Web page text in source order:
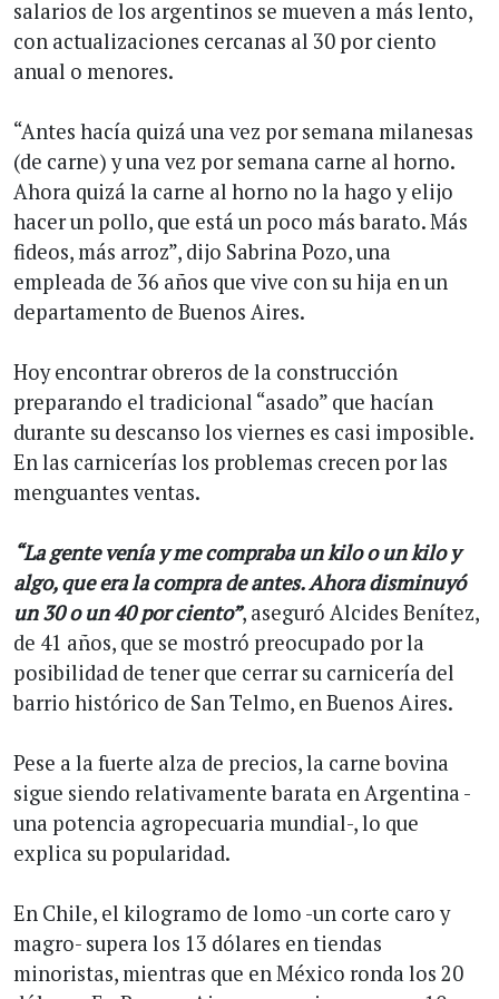
salarios de los argentinos se mueven a más lento,
con actualizaciones cercanas al 30 por ciento
anual o menores.
“Antes hacía quizá una vez por semana milanesas
(de carne) y una vez por semana carne al horno.
Ahora quizá la carne al horno no la hago y elijo
hacer un pollo, que está un poco más barato. Más
fideos, más arroz”, dijo Sabrina Pozo, una
empleada de 36 años que vive con su hija en un
departamento de Buenos Aires.
Hoy encontrar obreros de la construcción
preparando el tradicional “asado” que hacían
durante su descanso los viernes es casi imposible.
En las carnicerías los problemas crecen por las
menguantes ventas.
“La gente venía y me compraba un kilo o un kilo y
algo, que era la compra de antes. Ahora disminuyó
un 30 o un 40 por ciento”, aseguró Alcides Benítez,
de 41 años, que se mostró preocupado por la
posibilidad de tener que cerrar su carnicería del
barrio histórico de San Telmo, en Buenos Aires.
Pese a la fuerte alza de precios, la carne bovina
sigue siendo relativamente barata en Argentina -
una potencia agropecuaria mundial-, lo que
explica su popularidad.
En Chile, el kilogramo de lomo -un corte caro y
magro- supera los 13 dólares en tiendas
minoristas, mientras que en México ronda los 20